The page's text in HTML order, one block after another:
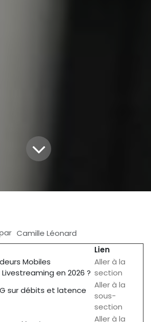
Camille Léonard
Lien
Mobiles
en 2026 ?
Aller à la
section
sur débits et latence
Aller à la
sous-
section
Aller à la